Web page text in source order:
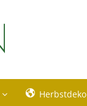
Herbstdeko